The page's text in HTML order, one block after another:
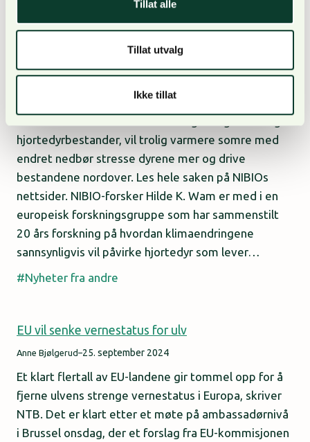
Tillat alle
Tillat utvalg
Ikke tillat
NIBIO: Hvordan vil hjortedyra påvirkes av
klimaendringene?
1. oktober 2024
hjortedyrbestander, vil trolig varmere somre med
endret nedbør stresse dyrene mer og drive
bestandene nordover. Les hele saken på NIBIOs
nettsider. NIBIO-forsker Hilde K. Wam er med i en
europeisk forskningsgruppe som har sammenstilt
20 års forskning på hvordan klimaendringene
sannsynligvis vil påvirke hjortedyr som lever…
Nyheter fra andre
EU vil senke vernestatus for ulv
Anne Bjølgerud–25. september 2024
Et klart flertall av EU-landene gir tommel opp for å
fjerne ulvens strenge vernestatus i Europa, skriver
NTB. Det er klart etter et møte på ambassadørnivå
i Brussel onsdag, der et forslag fra EU-kommisjonen